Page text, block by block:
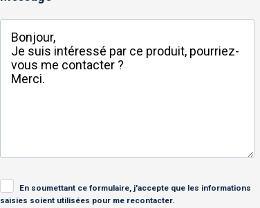
En soumettant ce formulaire, j'accepte que les informations
saisies soient utilisées pour me recontacter.